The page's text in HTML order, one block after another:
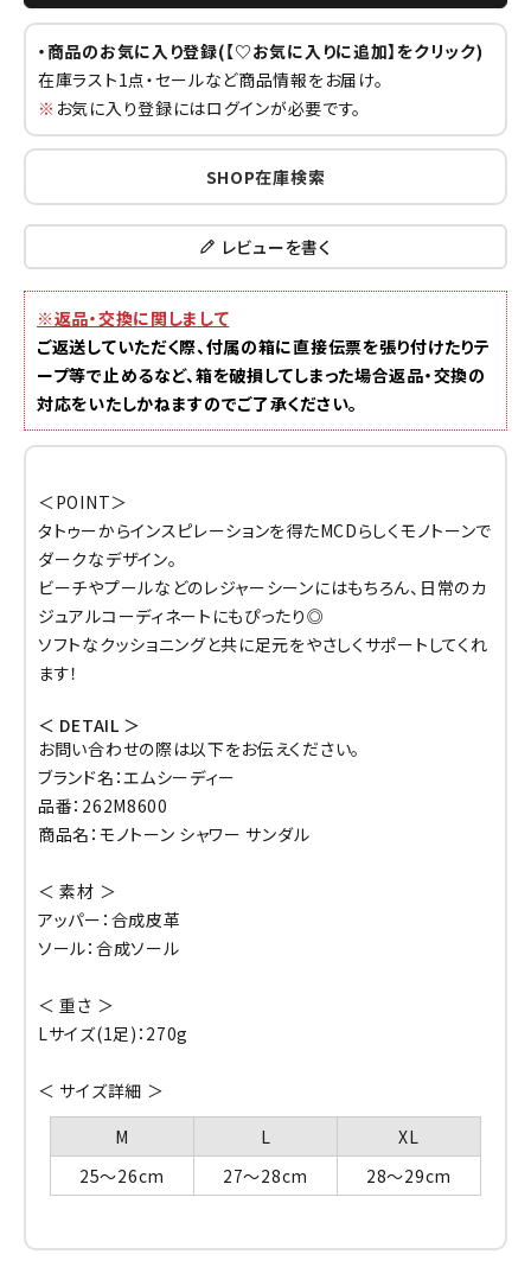
・商品のお気に入り登録(【♡お気に入りに追加】をクリック)
在庫ラスト1点・セールなど商品情報をお届け。
※ お気に入り登録にはログインが必要です。
SHOP在庫検索
レビューを書く
※返品・交換に関しまして
ご返送していただく際、付属の箱に直接伝票を張り付けたりテ
ープ等で止めるなど、箱を破損してしまった場合返品・交換の
対応をいたしかねますのでご了承ください。
＜POINT＞
タトゥーからインスピレーションを得たMCDらしくモノトーンで
ダークなデザイン。
ビーチやプールなどのレジャーシーンにはもちろん、日常のカ
ジュアルコーディネートにもぴったり◎
ソフトなクッショニングと共に足元をやさしくサポートしてくれ
ます！
＜ DETAIL ＞
お問い合わせの際は以下をお伝えください。
ブランド名：エムシーディー
品番：262M8600
商品名：モノトーン シャワー サンダル
＜ 素材 ＞
アッパー：合成皮革
ソール：合成ソール
＜ 重さ ＞
Lサイズ(1足)：270g
＜ サイズ詳細 ＞
M
L
XL
25～26cm
27～28cm 28～29cm